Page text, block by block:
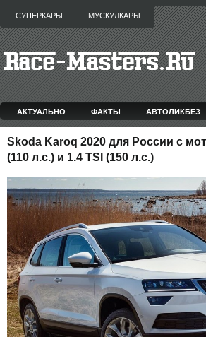
СУПЕРКАРЫ МУСКУЛКАРЫ
АКТУАЛЬНО ФАКТЫ АВТОЛИКБЕЗ
Skoda Karoq 2020 для России с
(110 л.с.) и 1.4 TSI (150 л.с.)